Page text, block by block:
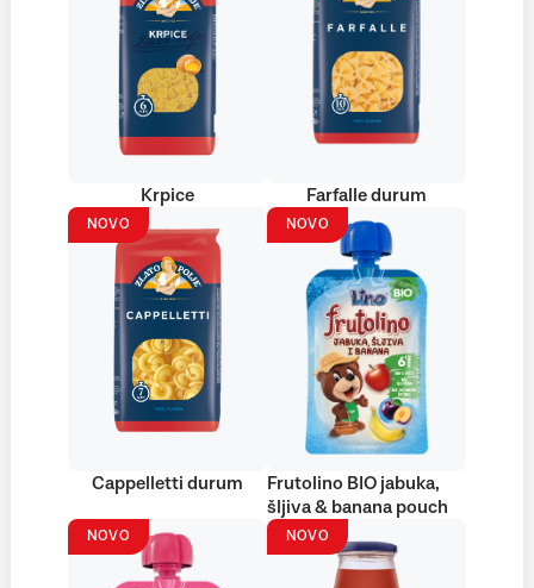
Krpice Farfalle durum
NOVO
Cappelletti durum
NOVO
Frutolino BIO jabuka,
šljiva & banana pouch
NOVO NOVO